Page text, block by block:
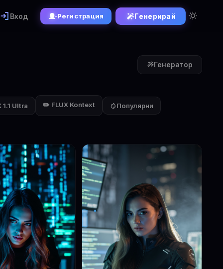
Вход Регистрация Генерирай
Генератор
1.1 Ultra ✏️ FLUX Kontext Популярни